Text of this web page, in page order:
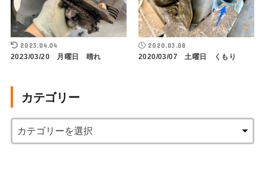
2023.04.04
2023/03/20 月曜日 晴れ
2020.03.08
2020/03/07 土曜日 くもり
カテゴリー